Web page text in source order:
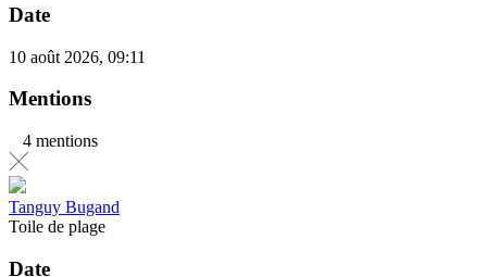
Date
10 août 2026, 09:11
Mentions
4 mentions
Tanguy Bugand
Toile de plage
Date